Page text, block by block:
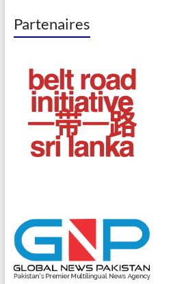
Partenaires